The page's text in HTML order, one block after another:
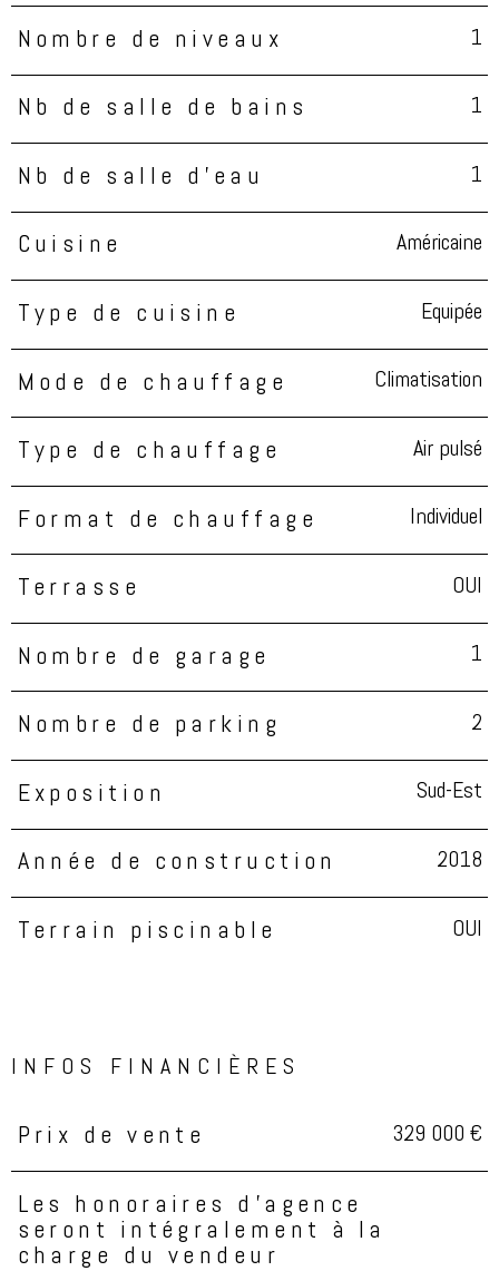
Nombre de niveaux 1
Nb de salle de bains 1
Nb de salle d'eau 1
Cuisine Américaine
Type de cuisine Equipée
Mode de chauffage Climatisation
Type de chauffage Air pulsé
Format de chauffage Individuel
Terrasse OUI
Nombre de garage 1
Nombre de parking 2
Exposition Sud-Est
Année de construction 2018
Terrain piscinable OUI
INFOS FINANCIÈRES
Caractéristiques Valeurs
Prix de vente 329 000 €
Les honoraires d'agence
seront intégralement à la
charge du vendeur